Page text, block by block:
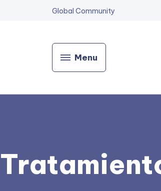
Global Community
Menu